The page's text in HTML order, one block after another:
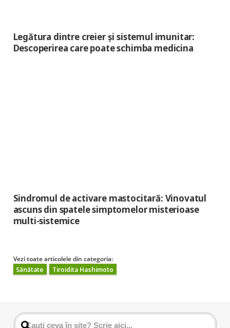
Legătura dintre creier și sistemul imunitar:
Descoperirea care poate schimba medicina
Sindromul de activare mastocitară: Vinovatul
ascuns din spatele simptomelor misterioase
multi-sistemice
Vezi toate articolele din categoria:
Sănătate
Tiroidita Hashimoto